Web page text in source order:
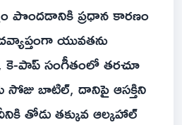
పొందడానికి ప్రధాన కారణం
యువతను
కె-పాప్ సంగీతంలో తరచూ
సోజు బాటిల్, దానిపై ఆసక్తిని
తోడు తక్కువ ఆల్కహాల్